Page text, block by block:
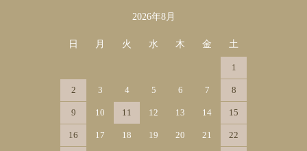
2026年8月
日 月 火 水 木 金 土
1
2 3 4 5 6 7 8
9 10 11 12 13 14 15
16 17 18 19 20 21 22